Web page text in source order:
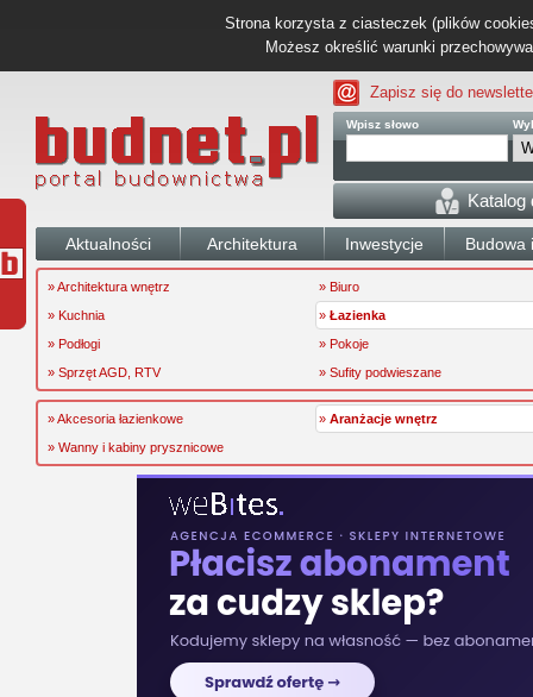
Strona korzysta z ciasteczek (plików
Możesz określić warunki
Zapisz się do
Wpisz słowo
Katalog
Aktualności Architektura Inwestycje Budowa
» Architektura wnętrz
» Biuro
» Kuchnia
» Łazienka
» Podłogi
» Pokoje
» Sprzęt AGD, RTV
» Sufity podwieszane
» Akcesoria łazienkowe » Aranżacje wnętrz
» Wanny i kabiny prysznicowe